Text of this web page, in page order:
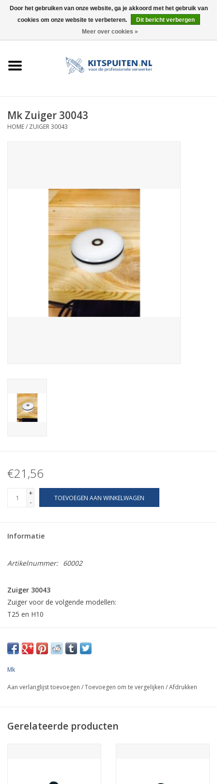
0 Artikelen - €0,00
ELEKTRISCH
ACCESSOIRES
Mk Zuiger 30043
HOME/ ZUIGER 30043
€21,56
+
-
TOEVOEGEN AAN WINKELWAGEN
Informatie
Artikelnummer: 60002
Zuiger 30043
Zuiger voor de volgende modellen:
T25 en H10
Mk
Aan verlanglijst toevoegen /Toevoegen om te vergelijken /Afdrukken
Gerelateerde producten
Door het gebruiken van onze website, ga je akkoord met het gebruik van
cookies om onze website te verbeteren.
Dit bericht verbergen
Meer over cookies »